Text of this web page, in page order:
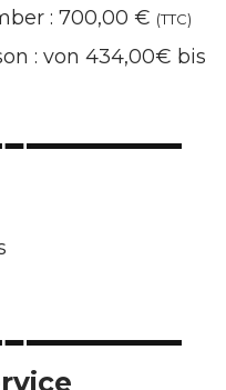
: 700,00 € (TTC)
: von 434,00€ bis